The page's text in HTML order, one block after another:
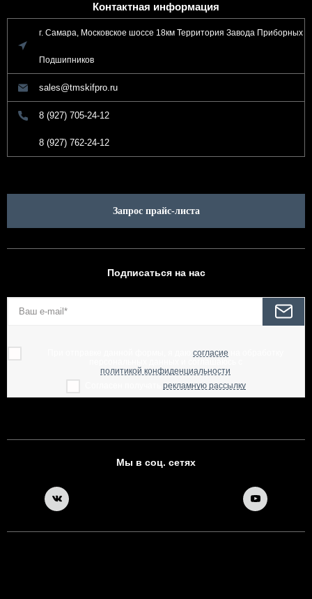
Контактная информация
г. Самара, Московское шоссе 18км Территория Завода Приборных
Подшипников
sales@tmskifpro.ru
8 (927) 705-24-12
8 (927) 762-24-12
Запрос прайс-листа
Подписаться на нас
согласие
политикой конфиденциальности
рекламную рассылку
Мы в соц. сетях